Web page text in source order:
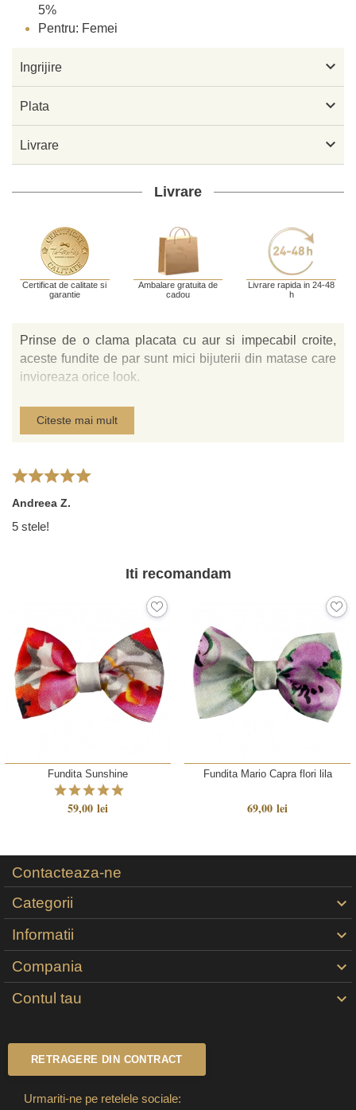
5%
Pentru: Femei
Ingrijire 
Plata 
Livrare 
Livrare
Certificat de calitate si
garantie
Ambalare gratuita de
cadou
Livrare rapida in 24-48
h
Prinse de o clama placata cu aur si impecabil croite,
aceste fundite de par sunt mici bijuterii din matase care
invioreaza orice look.
Citeste mai mult
Andreea Z.
5 stele!
Iti recomandam
Fundita Sunshine
59,00 lei
Fundita Mario Capra flori lila
69,00 lei
Contacteaza-ne
Categorii

Informatii 
Compania 
Contul tau 
RETRAGERE DIN CONTRACT
Urmariti-ne pe retelele sociale: